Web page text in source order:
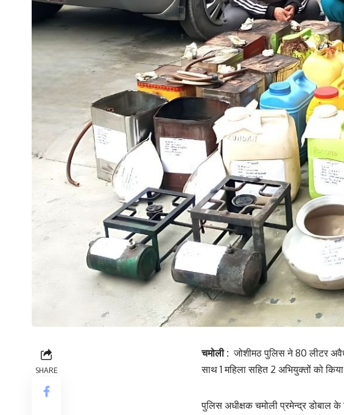
SHARE
चमोली : जोशीमठ पुलिस ने 80 लीटर
साथ 1 महिला सहित 2 अभियुक्तों को किया
पुलिस अधीक्षक चमोली प्रमेन्द्र डोबाल के